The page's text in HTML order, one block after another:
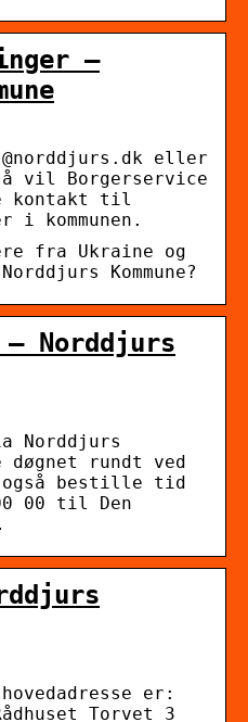
–
eller
vil Borgerservice
kontakt til
i kommunen.
fra Ukraine og
Kommune?
Norddjurs
Norddjurs
døgnet rundt ved
også bestille tid
00 til Den
hovedadresse er:
Torvet 3